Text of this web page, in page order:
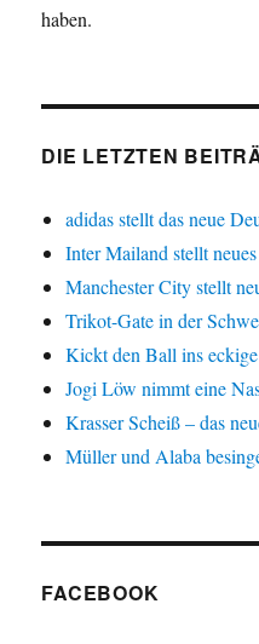
haben.
DIE LETZTEN
adidas stellt das neue
Inter Mailand stellt
Manchester City stellt
Trikot-Gate in der
Kickt den Ball ins
Jogi Löw nimmt eine
Krasser Scheiß – das
Müller und Alaba
FACEBOOK